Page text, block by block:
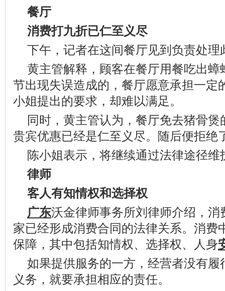
餐厅
消费打九折已仁至义尽
下午，记者在这间餐厅见到负责处理
黄主管解释，顾客在餐厅用餐吃出
节出现失误造成的，餐厅愿意承担一定
小姐提出的要求，却难以满足。
同时，黄主管认为，餐厅免去猪骨
贵宾优惠已经是仁至义尽。随后便拒绝
陈小姐表示，将继续通过法律途径维
律师
客人有知情权和选择权
广东沃金律师事务所刘律师介绍，
家已经形成消费合同的法律关系。消费
保障，其中包括知情权、选择权、人身
如果提供服务的一方，经营者没有
义务，就要承担相应的责任。